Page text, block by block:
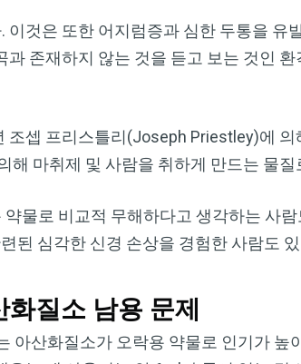
이것은 또한 어지럼증과 심한 두통을 유
과 존재하지 않는 것을 듣고 보는 것인
조셉 프리스틀리(Joseph Priestley)에
해 마취제 및 사람을 취하게 만드는 물
물로 비교적 무해하다고 생각하는 사
된 심각한 신경 손상을 경험한 사람도
화질소 남용 문제
아산화질소가 오락용 약물로 인기가